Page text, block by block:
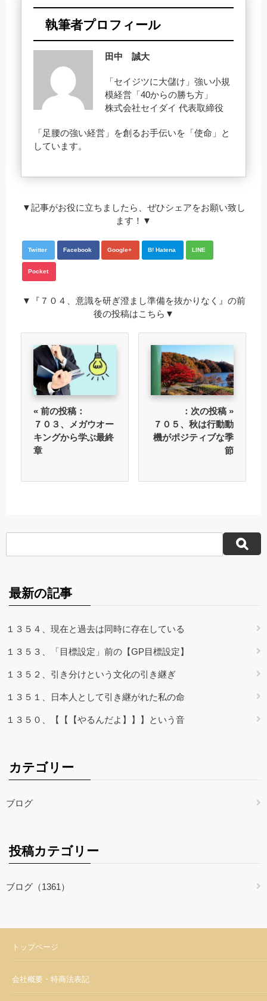
執筆者プロフィール
田中 誠大
「セイジツに大儲け」強い小規
模経営「40からの勝ち方」
株式会社セイダイ 代表取締役
「足腰の強い経営」を創るお手伝いを「使命」と
しています。
▼記事がお役に立ちましたら、ぜひシェアをお願い致し
ます！▼
Twitter Facebook Google+ B! Hatena LINE
Pocket
▼『７０４、意識を研ぎ澄まし準備を抜かりなく』の前
後の投稿はこちら▼
« 前の投稿：
７０３、メガウオー
キングから学ぶ最終
章
：次の投稿 »
７０５、秋は行動動
機がポジティブな季
節
最新の記事
１３５４、現在と過去は同時に存在している
１３５３、「目標設定」前の【GP目標設定】
１３５２、引き分けという文化の引き継ぎ
１３５１、日本人として引き継がれた私の命
１３５０、【【【やるんだよ】】】という音
カテゴリー
ブログ
投稿カテゴリー
ブログ（1361）
トップページ
会社概要・特商法表記